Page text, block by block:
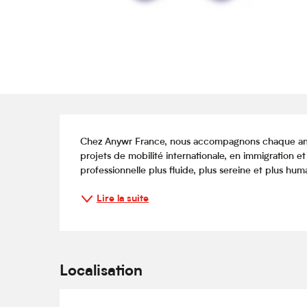
Description
Chez Anywr France, nous accompagnons chaque
projets de mobilité internationale, en immigration
professionnelle plus fluide, plus sereine et plus
Lire la suite
Localisation